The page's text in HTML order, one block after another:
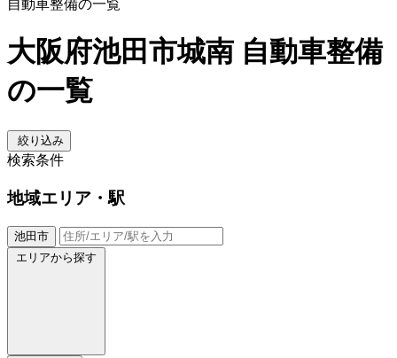
自動車整備の一覧
大阪府池田市城南 自動車整備
の一覧
絞り込み
検索条件
地域エリア・駅
池田市
エリアから探す